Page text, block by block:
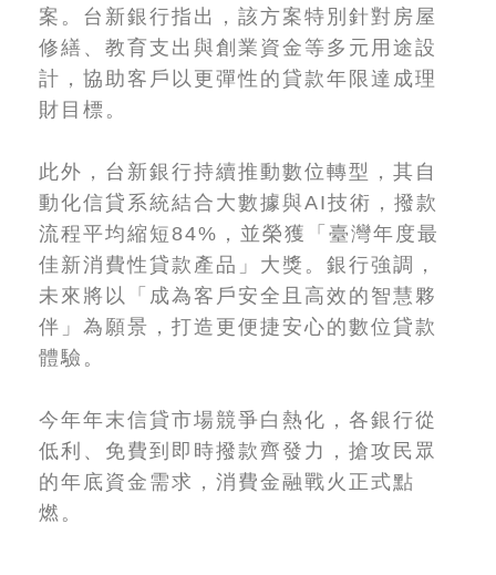
案。台新銀行指出，該方案特別針對房屋
修繕、教育支出與創業資金等多元用途設
計，協助客戶以更彈性的貸款年限達成理
財目標。
此外，台新銀行持續推動數位轉型，其自
動化信貸系統結合大數據與AI技術，撥款
流程平均縮短84%，並榮獲「臺灣年度最
佳新消費性貸款產品」大獎。銀行強調，
未來將以「成為客戶安全且高效的智慧夥
伴」為願景，打造更便捷安心的數位貸款
體驗。
今年年末信貸市場競爭白熱化，各銀行從
低利、免費到即時撥款齊發力，搶攻民眾
的年底資金需求，消費金融戰火正式點
燃。